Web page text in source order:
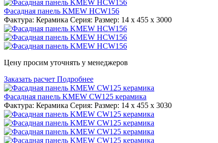
Фасадная панель KMEW HCW156
Фактура: Керамика Серия: Размер: 14 x 455 x 3000
Цену просим уточнять у менеджеров
Заказать расчет Подробнее
Фасадная панель KMEW CW125 керамика
Фактура: Керамика Серия: Размер: 14 x 455 x 3030